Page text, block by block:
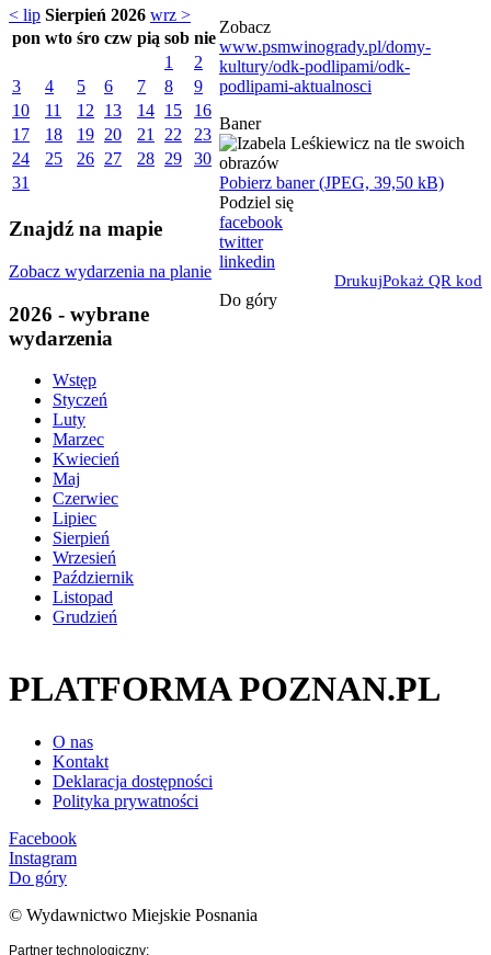
< lip Sierpień 2026 wrz >
pon wto śro czw pią sob nie
1
2
3
4 5 6 7 8
9
10
11 12 13 14 15
16
17
18 19 20 21 22
23
24
25 26 27 28 29
30
31
Znajdź na mapie
Zobacz wydarzenia na planie
2026 - wybrane
wydarzenia
Wstęp
Styczeń
Luty
Marzec
Kwiecień
Maj
Czerwiec
Lipiec
Sierpień
Wrzesień
Październik
Listopad
Grudzień
Zobacz
www.psmwinogrady.pl/domy-
kultury/odk-podlipami/odk-
podlipami-aktualnosci
Baner
Pobierz baner (JPEG, 39,50 kB)
Podziel się
facebook
twitter
linkedin
DrukujPokaż QR kod
Do góry
PLATFORMA POZNAN.PL
O nas
Kontakt
Deklaracja dostępności
Polityka prywatności
Facebook
Instagram
Do góry
© Wydawnictwo Miejskie Posnania
Partner technologiczny: